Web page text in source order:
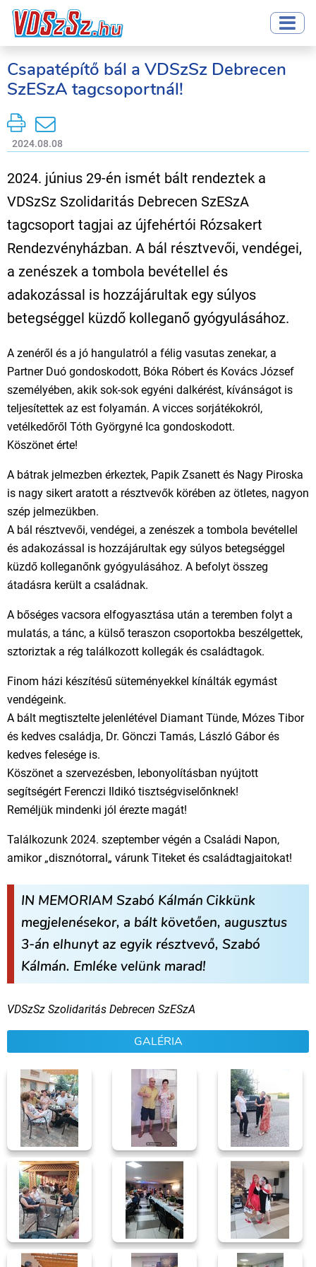
Csapatépítő bál a VDSzSz Debrecen
SzESzA tagcsoportnál!
2024.08.08
2024. június 29-én ismét bált rendeztek a
VDSzSz Szolidaritás Debrecen SzESzA
tagcsoport tagjai az újfehértói Rózsakert
Rendezvényházban. A bál résztvevői, vendégei,
a zenészek a tombola bevétellel és
adakozással is hozzájárultak egy súlyos
betegséggel küzdő kolleganő gyógyulásához.
A zenéről és a jó hangulatról a félig vasutas zenekar, a
Partner Duó gondoskodott, Bóka Róbert és Kovács József
személyében, akik sok-sok egyéni dalkérést, kívánságot is
teljesítettek az est folyamán. A vicces sorjátékokról,
vetélkedőről Tóth Györgyné Ica gondoskodott.
Köszönet érte!
A bátrak jelmezben érkeztek, Papik Zsanett és Nagy Piroska
is nagy sikert aratott a résztvevők körében az ötletes, nagyon
szép jelmezükben.
A bál résztvevői, vendégei, a zenészek a tombola bevétellel
és adakozással is hozzájárultak egy súlyos betegséggel
küzdő kolleganőnk gyógyulásához. A befolyt összeg
átadásra került a családnak.
A bőséges vacsora elfogyasztása után a teremben folyt a
mulatás, a tánc, a külső teraszon csoportokba beszélgettek,
sztoriztak a rég találkozott kollegák és családtagok.
Finom házi készítésű süteményekkel kínálták egymást
vendégeink.
A bált megtisztelte jelenlétével Diamant Tünde, Mózes Tibor
és kedves családja, Dr. Gönczi Tamás, László Gábor és
kedves felesége is.
Köszönet a szervezésben, lebonyolításban nyújtott
segítségért Ferenczi Ildikó tisztségviselőnknek!
Reméljük mindenki jól érezte magát!
Találkozunk 2024. szeptember végén a Családi Napon,
amikor „disznótorral„ várunk Titeket és családtagjaitokat!
IN MEMORIAM Szabó Kálmán Cikkünk
megjelenésekor, a bált követően, augusztus
3-án elhunyt az egyik résztvevő, Szabó
Kálmán. Emléke velünk marad!
VDSzSz Szolidaritás Debrecen SzESzA
GALÉRIA